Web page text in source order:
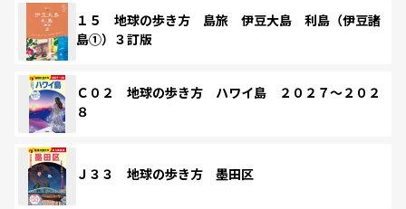
１５ 地球の歩き方 島旅 伊豆大島 利島（伊豆諸
島①）３訂版
Ｃ０２ 地球の歩き方 ハワイ島 ２０２７～２０２
８
Ｊ３３ 地球の歩き方 墨田区